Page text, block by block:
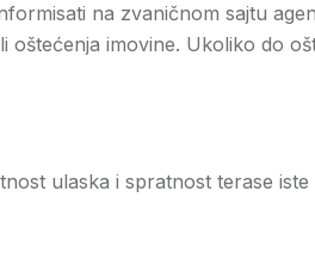
na zvaničnom sajtu
imovine. Ukoliko do
ulaska i spratnost terase iste